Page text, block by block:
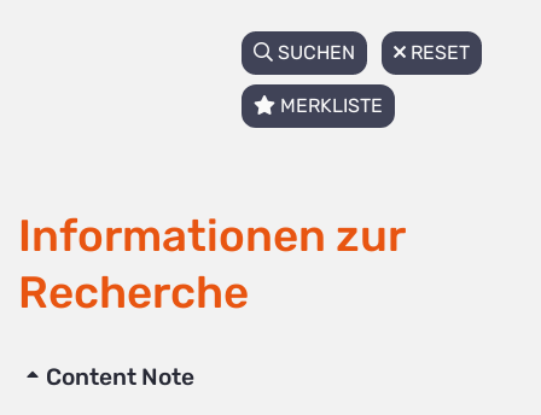
SUCHEN RESET
MERKLISTE
Informationen zur
Recherche
Content Note